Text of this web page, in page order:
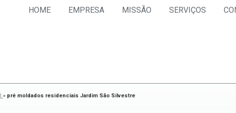
HOME EMPRESA MISSÃO SERVIÇOS
» pré moldados residenciais Jardim São Silvestre